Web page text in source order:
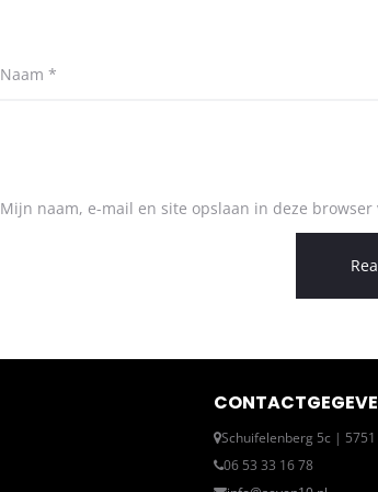
Naam *
Mijn naam, e-mail en site opslaan in deze
Schuifelenberg 5c |
06 53 33 16 78